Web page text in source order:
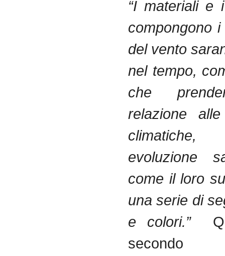
“I materiali e
compongono
del vento
nel tempo,
che
relazione
evoluzione
come il loro
una serie di
e colori.”
secondo